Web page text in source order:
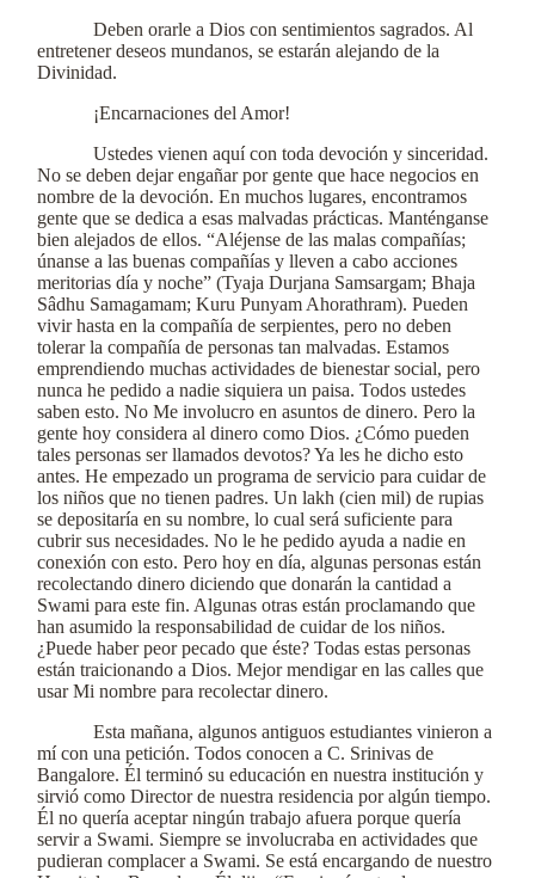
Deben orarle a Dios con sentimientos sagrados. Al
entretener deseos mundanos, se estarán alejando de la
Divinidad.
¡Encarnaciones del Amor!
Ustedes vienen aquí con toda devoción y sinceridad.
No se deben dejar engañar por gente que hace negocios en
nombre de la devoción. En muchos lugares, encontramos
gente que se dedica a esas malvadas prácticas. Manténganse
bien alejados de ellos. “Aléjense de las malas compañías;
únanse a las buenas compañías y lleven a cabo acciones
meritorias día y noche” (Tyaja Durjana Samsargam; Bhaja
Sâdhu Samagamam; Kuru Punyam Ahorathram). Pueden
vivir hasta en la compañía de serpientes, pero no deben
tolerar la compañía de personas tan malvadas. Estamos
emprendiendo muchas actividades de bienestar social, pero
nunca he pedido a nadie siquiera un paisa. Todos ustedes
saben esto. No Me involucro en asuntos de dinero. Pero la
gente hoy considera al dinero como Dios. ¿Cómo pueden
tales personas ser llamados devotos? Ya les he dicho esto
antes. He empezado un programa de servicio para cuidar de
los niños que no tienen padres. Un lakh (cien mil) de rupias
se depositaría en su nombre, lo cual será suficiente para
cubrir sus necesidades. No le he pedido ayuda a nadie en
conexión con esto. Pero hoy en día, algunas personas están
recolectando dinero diciendo que donarán la cantidad a
Swami para este fin. Algunas otras están proclamando que
han asumido la responsabilidad de cuidar de los niños.
¿Puede haber peor pecado que éste? Todas estas personas
están traicionando a Dios. Mejor mendigar en las calles que
usar Mi nombre para recolectar dinero.
Esta mañana, algunos antiguos estudiantes vinieron a
mí con una petición. Todos conocen a C. Srinivas de
Bangalore. Él terminó su educación en nuestra institución y
sirvió como Director de nuestra residencia por algún tiempo.
Él no quería aceptar ningún trabajo afuera porque quería
servir a Swami. Siempre se involucraba en actividades que
pudieran complacer a Swami. Se está encargando de nuestro